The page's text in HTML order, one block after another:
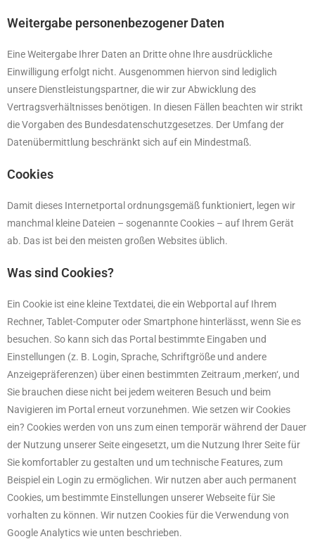
Weitergabe personenbezogener Daten
Eine Weitergabe Ihrer Daten an Dritte ohne Ihre ausdrückliche
Einwilligung erfolgt nicht. Ausgenommen hiervon sind lediglich
unsere Dienstleistungspartner, die wir zur Abwicklung des
Vertragsverhältnisses benötigen. In diesen Fällen beachten wir strikt
die Vorgaben des Bundesdatenschutzgesetzes. Der Umfang der
Datenübermittlung beschränkt sich auf ein Mindestmaß.
Cookies
Damit dieses Internetportal ordnungsgemäß funktioniert, legen wir
manchmal kleine Dateien – sogenannte Cookies – auf Ihrem Gerät
ab. Das ist bei den meisten großen Websites üblich.
Was sind Cookies?
Ein Cookie ist eine kleine Textdatei, die ein Webportal auf Ihrem
Rechner, Tablet-Computer oder Smartphone hinterlässt, wenn Sie es
besuchen. So kann sich das Portal bestimmte Eingaben und
Einstellungen (z. B. Login, Sprache, Schriftgröße und andere
Anzeigepräferenzen) über einen bestimmten Zeitraum ‚merken‘, und
Sie brauchen diese nicht bei jedem weiteren Besuch und beim
Navigieren im Portal erneut vorzunehmen. Wie setzen wir Cookies
ein? Cookies werden von uns zum einen temporär während der Dauer
der Nutzung unserer Seite eingesetzt, um die Nutzung Ihrer Seite für
Sie komfortabler zu gestalten und um technische Features, zum
Beispiel ein Login zu ermöglichen. Wir nutzen aber auch permanent
Cookies, um bestimmte Einstellungen unserer Webseite für Sie
vorhalten zu können. Wir nutzen Cookies für die Verwendung von
Google Analytics wie unten beschrieben.